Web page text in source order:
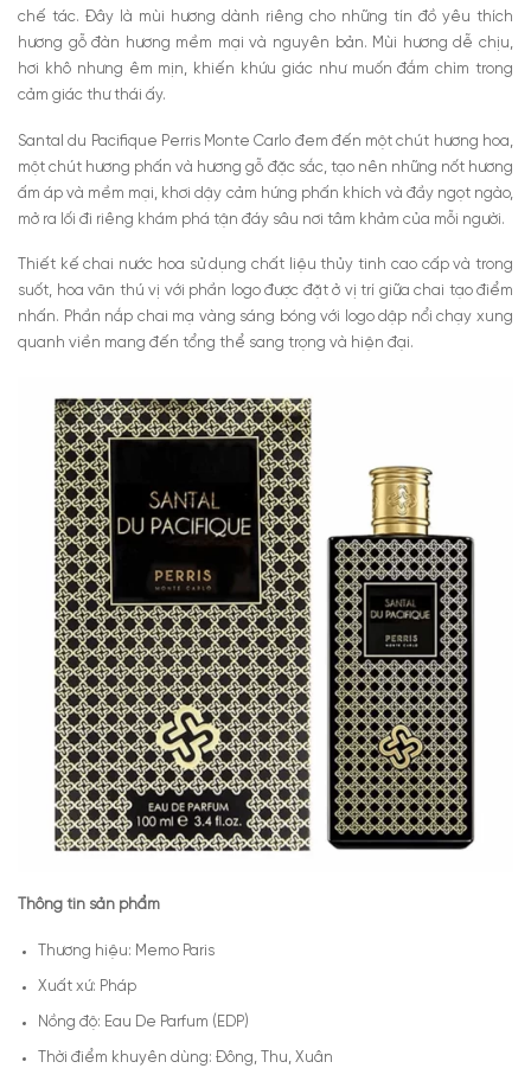
chế tác. Đây là mùi hương dành riêng cho những tín đồ yêu thích
hương gỗ đàn hương mềm mại và nguyên bản. Mùi hương dễ chịu,
hơi khô nhưng êm mịn, khiến khứu giác như muốn đắm chìm trong
cảm giác thư thái ấy.
Santal du Pacifique Perris Monte Carlo đem đến một chút hương hoa,
một chút hương phấn và hương gỗ đặc sắc, tạo nên những nốt hương
ấm áp và mềm mại, khơi dậy cảm hứng phấn khích và đầy ngọt ngào,
mở ra lối đi riêng khám phá tận đáy sâu nơi tâm khảm của mỗi người.
Thiết kế chai nước hoa sử dụng chất liệu thủy tinh cao cấp và trong
suốt, hoa văn thú vị với phần logo được đặt ở vị trí giữa chai tạo điểm
nhấn. Phần nắp chai mạ vàng sáng bóng với logo dập nổi chạy xung
quanh viền mang đến tổng thể sang trọng và hiện đại.
Thông tin sản phẩm
Thương hiệu: Memo Paris
Xuất xứ: Pháp
Nồng độ: Eau De Parfum (EDP)
Thời điểm khuyên dùng: Đông, Thu, Xuân